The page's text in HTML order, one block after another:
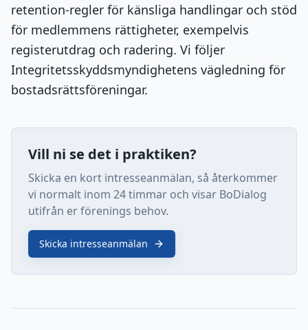
retention-regler för känsliga handlingar och stöd
för medlemmens rättigheter, exempelvis
registerutdrag och radering. Vi följer
Integritetsskyddsmyndighetens vägledning för
bostadsrättsföreningar.
Vill ni se det i praktiken?
Skicka en kort intresseanmälan, så återkommer
vi normalt inom 24 timmar och visar BoDialog
utifrån er förenings behov.
Skicka intresseanmälan